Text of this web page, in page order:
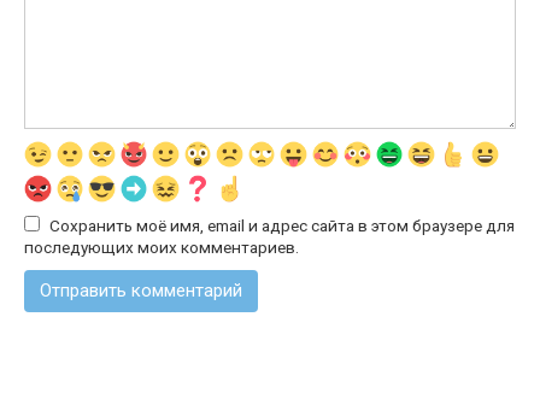
Сохранить моё имя, email и адрес сайта в этом браузере для
последующих моих комментариев.